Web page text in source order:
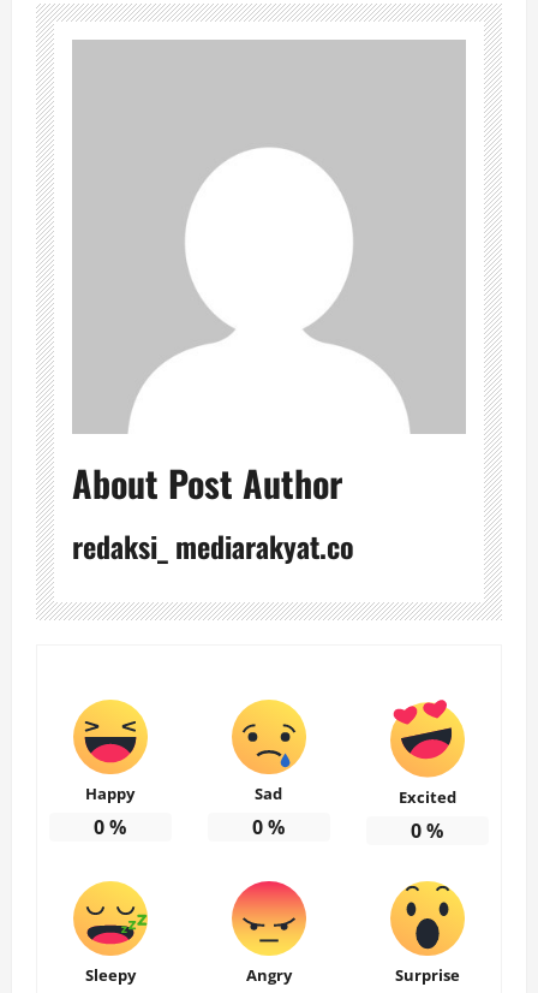
About Post Author
redaksi_ mediarakyat.co
Happy
0%
Sad
0%
Excited
0%
Sleepy Angry Surprise